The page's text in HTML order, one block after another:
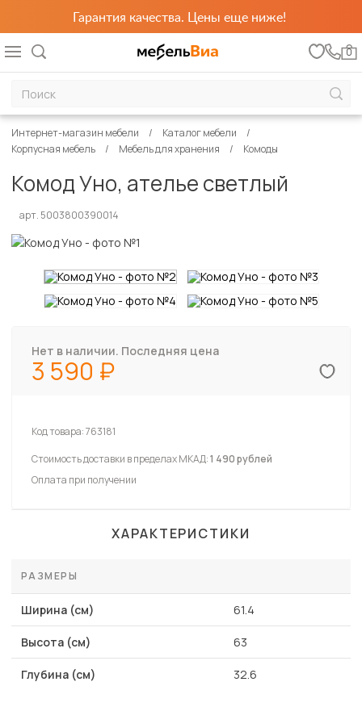
Гарантия качества. Цены еще ниже!
0
Интернет-магазин мебели
Каталог мебели
Корпусная мебель
Мебель для хранения Комоды
Комод Уно, ателье светлый
арт. 5003800390014
Нет в наличии. Последняя цена
3 590
Код товара:763181
Стоимость доставки в пределах МКАД:1 490 рублей
Оплата при получении
ХАРАКТЕРИСТИКИ
РАЗМЕРЫ
Ширина (см) 61.4
Высота (см) 63
Глубина (см) 32.6